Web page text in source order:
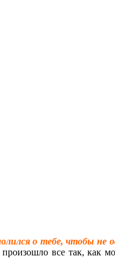
о тебе, чтобы не
все так, как